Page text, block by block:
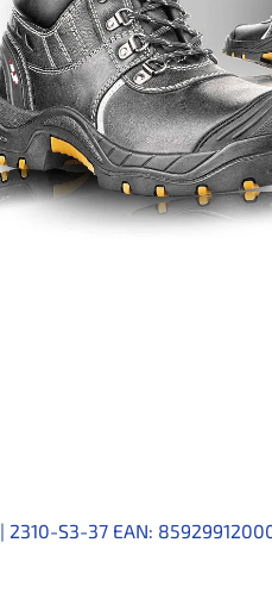
| 2310-S3-37 EAN: